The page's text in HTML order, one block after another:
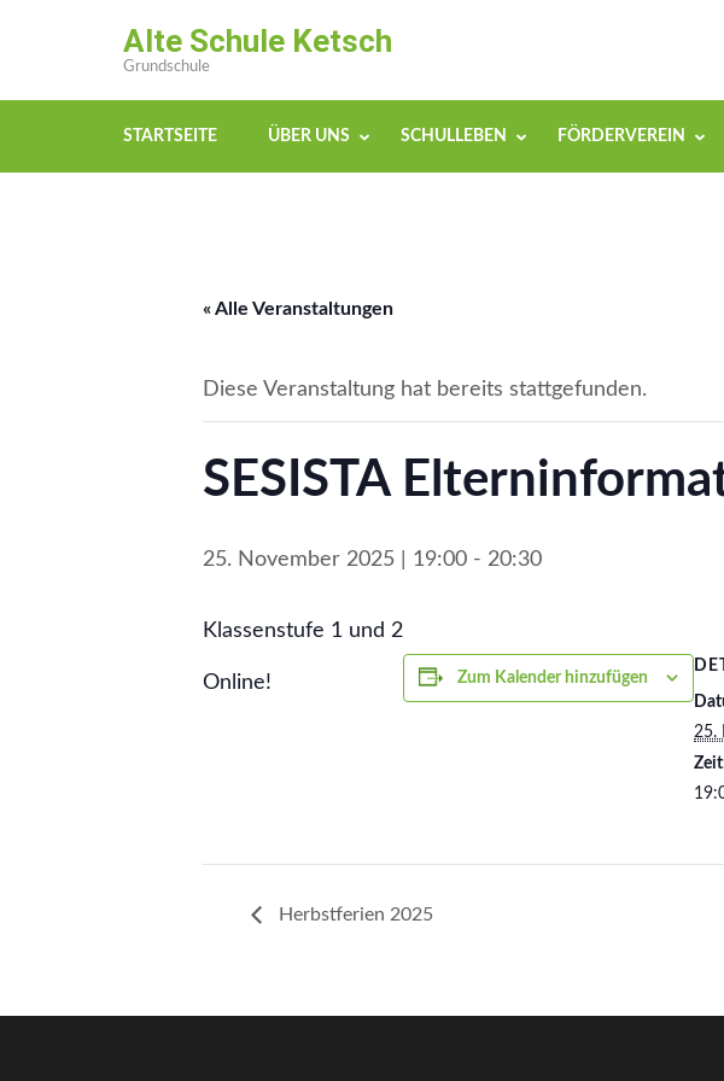
Alte Schule Ketsch
Grundschule
STARTSEITE ÜBER UNS SCHULLEBEN FÖRDERVEREIN
« Alle Veranstaltungen
Diese Veranstaltung hat bereits stattgefunden.
SESISTA
25. November 2025 | 19:00 - 20:30
Klassenstufe 1 und 2
Online! Zum Kalender hinzufügen
25.
Herbstferien 2025